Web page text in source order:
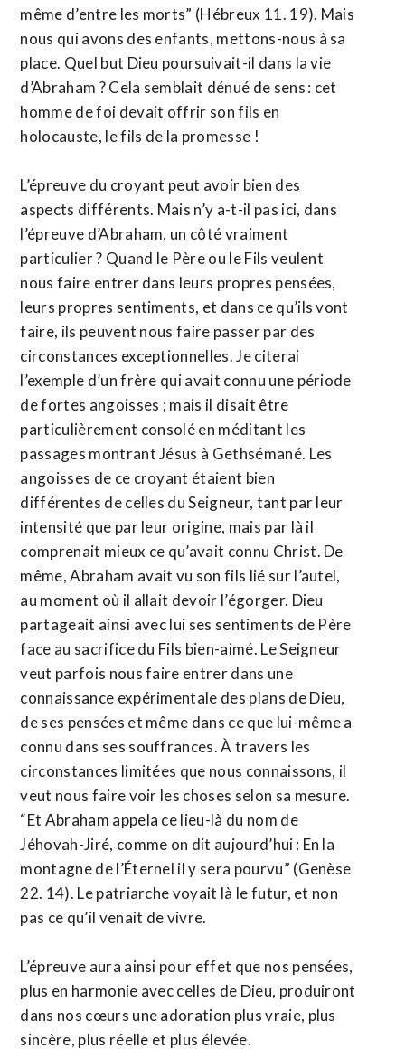
même d’entre les morts” (Hébreux 11. 19). Mais
nous qui avons des enfants, mettons-nous à sa
place. Quel but Dieu poursuivait-il dans la vie
d’Abraham ? Cela semblait dénué de sens : cet
homme de foi devait offrir son fils en
holocauste, le fils de la promesse !
L’épreuve du croyant peut avoir bien des
aspects différents. Mais n’y a-t-il pas ici, dans
l’épreuve d’Abraham, un côté vraiment
particulier ? Quand le Père ou le Fils veulent
nous faire entrer dans leurs propres pensées,
leurs propres sentiments, et dans ce qu’ils vont
faire, ils peuvent nous faire passer par des
circonstances exceptionnelles. Je citerai
l’exemple d’un frère qui avait connu une période
de fortes angoisses ; mais il disait être
particulièrement consolé en méditant les
passages montrant Jésus à Gethsémané. Les
angoisses de ce croyant étaient bien
différentes de celles du Seigneur, tant par leur
intensité que par leur origine, mais par là il
comprenait mieux ce qu’avait connu Christ. De
même, Abraham avait vu son fils lié sur l’autel,
au moment où il allait devoir l’égorger. Dieu
partageait ainsi avec lui ses sentiments de Père
face au sacrifice du Fils bien-aimé. Le Seigneur
veut parfois nous faire entrer dans une
connaissance expérimentale des plans de Dieu,
de ses pensées et même dans ce que lui-même a
connu dans ses souffrances. À travers les
circonstances limitées que nous connaissons, il
veut nous faire voir les choses selon sa mesure.
“Et Abraham appela ce lieu-là du nom de
Jéhovah-Jiré, comme on dit aujourd’hui : En la
montagne de l’Éternel il y sera pourvu” (Genèse
22. 14). Le patriarche voyait là le futur, et non
pas ce qu’il venait de vivre.
L’épreuve aura ainsi pour effet que nos pensées,
plus en harmonie avec celles de Dieu, produiront
dans nos cœurs une adoration plus vraie, plus
sincère, plus réelle et plus élevée.